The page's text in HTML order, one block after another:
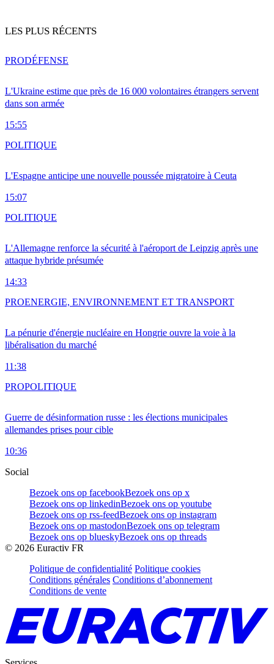
LES PLUS RÉCENTS
L'Ukraine estime que près de 16 000 volontaires étrangers servent
dans son armée
15:55
PRODÉFENSE
L'Espagne anticipe une nouvelle poussée migratoire à Ceuta
15:07
POLITIQUE
L'Allemagne renforce la sécurité à l'aéroport de Leipzig après une
attaque hybride présumée
14:33
POLITIQUE
La pénurie d'énergie nucléaire en Hongrie ouvre la voie à la
libéralisation du marché
11:38
PROENERGIE, ENVIRONNEMENT ET TRANSPORT
Guerre de désinformation russe : les élections municipales
allemandes prises pour cible
10:36
PROPOLITIQUE
Social
Bezoek ons op facebookBezoek ons op x
Bezoek ons op linkedinBezoek ons op youtube
Bezoek ons op rss-feedBezoek ons op instagram
Bezoek ons op mastodonBezoek ons op telegram
Bezoek ons op blueskyBezoek ons op threads
© 2026 Euractiv FR
Politique de confidentialité Politique cookies
Conditions générales Conditions d’abonnement
Conditions de vente